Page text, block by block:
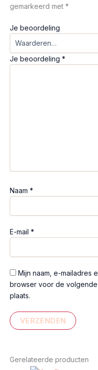
gemarkeerd met *
Je beoordeling
Je beoordeling *
Naam *
E-mail *
Mijn naam, e-mailadres
browser voor de
plaats.
Gerelateerde producten